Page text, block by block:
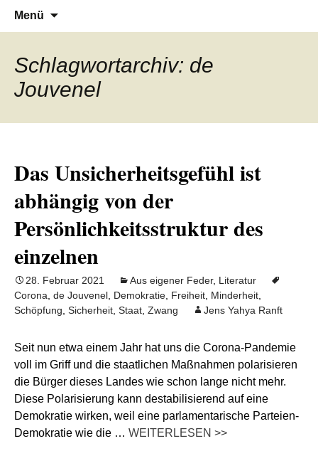
Al-Adala.de
Denn die Gerechtigkeit ist die Grundlage
von allem
Menü
Schlagwortarchiv: de
Jouvenel
Das Unsicherheitsgefühl ist
abhängig von der
Persönlichkeitsstruktur des
einzelnen
28. Februar 2021 Aus eigener Feder, Literatur
Corona de Jouvenel Demokratie Freiheit Minderheit
Schöpfung Sicherheit Staat Zwang Jens Yahya Ranft
Seit nun etwa einem Jahr hat uns die Corona-Pandemie
voll im Griff und die staatlichen Maßnahmen polarisieren
die Bürger dieses Landes wie schon lange nicht mehr.
Diese Polarisierung kann destabilisierend auf eine
Demokratie wirken, weil eine parlamentarische Parteien-
Demokratie wie die … WEITERLESEN >>